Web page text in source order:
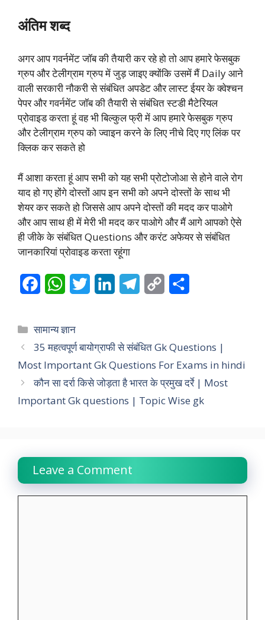
अंतिम शब्द
अगर आप गवर्नमेंट जॉब की तैयारी कर रहे हो तो आप हमारे फेसबुक
ग्रुप और टेलीग्राम ग्रुप में जुड़ जाइए क्योंकि उसमें मैं Daily आने
वाली सरकारी नौकरी से संबंधित अपडेट और लास्ट ईयर के क्वेश्चन
पेपर और गवर्नमेंट जॉब की तैयारी से संबंधित स्टडी मैटेरियल
प्रोवाइड करता हूं वह भी बिल्कुल फ्री में आप हमारे फेसबुक ग्रुप
और टेलीग्राम ग्रुप को ज्वाइन करने के लिए नीचे दिए गए लिंक पर
क्लिक कर सकते हो
मैं आशा करता हूं आप सभी को यह सभी प्रोटोजोआ से होने वाले रोग
याद हो गए होंगे दोस्तों आप इन सभी को अपने दोस्तों के साथ भी
शेयर कर सकते हो जिससे आप अपने दोस्तों की मदद कर पाओगे
और आप साथ ही में मेरी भी मदद कर पाओगे और मैं आगे आपको ऐसे
ही जीके के संबंधित Questions और करंट अफेयर से संबंधित
जानकारियां प्रोवाइड करता रहूंगा
c
e
b
o
o
W
a
t
s
A
p
t
t
e
r
k
e
d
I
e
g
r
a
y
L
i
n
r
e
Categories
सामान्य ज्ञान
35 महत्वपूर्ण बायोग्राफी से संबंधित Gk Questions |
Most Important Gk Questions For Exams in hindi
कौन सा दर्रा किसे जोड़ता है भारत के प्रमुख दर्रे | Most
Important Gk questions | Topic Wise gk
Leave a Comment